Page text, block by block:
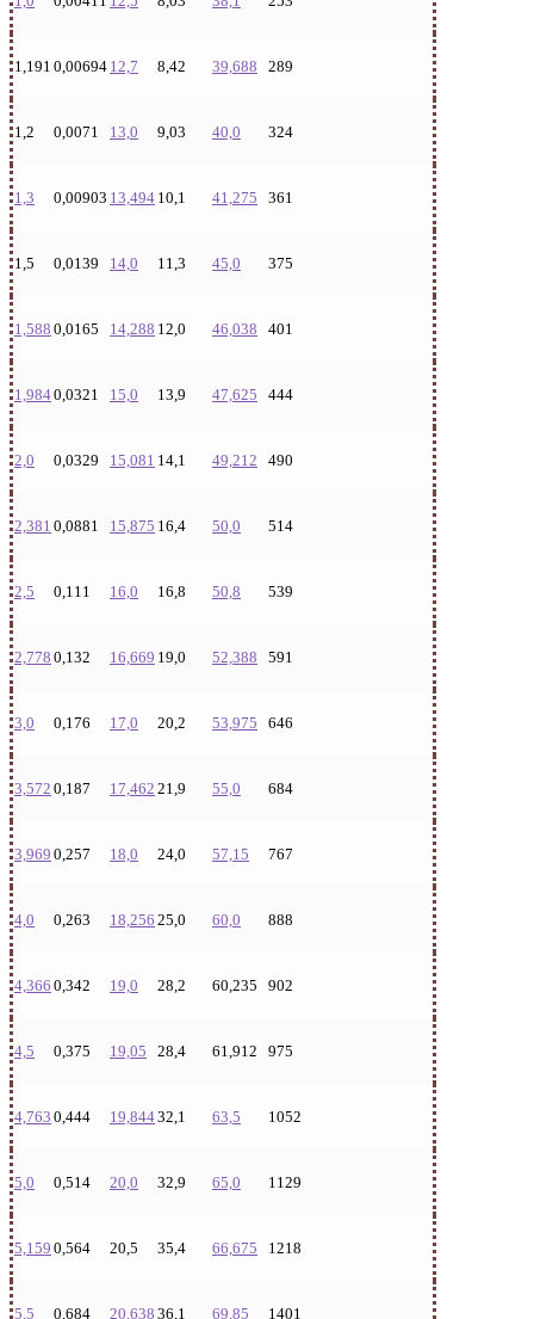
1,191 0,00694 12,7 8,42 39,688 289
1,2 0,0071 13,0 9,03 40,0 324
1,3 0,00903 13,494 10,1 41,275 361
1,5 0,0139 14,0 11,3 45,0 375
1,588 0,0165 14,288 12,0 46,038 401
1,9840,0321 15,0 13,9 47,625 444
2,0 0,0329 15,081 14,1 49,212 490
2,381 0,0881 15,875 16,4 50,0 514
2,5 0,111 16,0 16,8 50,8 539
2,778 0,132 16,669 19,0 52,388 591
3,0 0,176 17,0 20,2 53,975 646
3,572 0,187 17,462 21,9 55,0 684
3,969 0,257 18,0 24,0 57,15 767
4,0 0,263 18,256 25,0 60,0 888
4,366 0,342 19,0 28,2 60,235 902
4,5 0,375 19,05 28,4 61,912 975
4,763 0,444 19,84432,1 63,5 1052
5,0 0,514 20,0 32,9 65,0 1129
5,159 0,564 20,5 35,4 66,675 1218
5,5 0,684 20,638 36,1 69,85 1401